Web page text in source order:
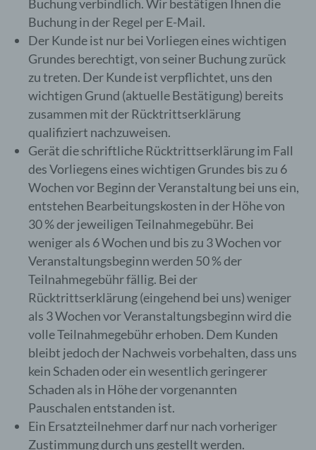
Buchung verbindlich. Wir bestätigen Ihnen die
Buchung in der Regel per E-Mail.
Der Kunde ist nur bei Vorliegen eines wichtigen
Grundes berechtigt, von seiner Buchung zurück
zu treten. Der Kunde ist verpflichtet, uns den
wichtigen Grund (aktuelle Bestätigung) bereits
zusammen mit der Rücktrittserklärung
qualifiziert nachzuweisen.
Gerät die schriftliche Rücktrittserklärung im Fall
des Vorliegens eines wichtigen Grundes bis zu 6
Wochen vor Beginn der Veranstaltung bei uns ein,
entstehen Bearbeitungskosten in der Höhe von
30 % der jeweiligen Teilnahmegebühr. Bei
weniger als 6 Wochen und bis zu 3 Wochen vor
Veranstaltungsbeginn werden 50 % der
Teilnahmegebühr fällig. Bei der
Rücktrittserklärung (eingehend bei uns) weniger
als 3 Wochen vor Veranstaltungsbeginn wird die
volle Teilnahmegebühr erhoben. Dem Kunden
bleibt jedoch der Nachweis vorbehalten, dass uns
kein Schaden oder ein wesentlich geringerer
Schaden als in Höhe der vorgenannten
Pauschalen entstanden ist.
Ein Ersatzteilnehmer darf nur nach vorheriger
Zustimmung durch uns gestellt werden.
zu erhöhen, um letztlich ein optimales
Schutzniveau für die von uns verarbeiteten
personenbezogenen Daten sicherzustellen. Die
anonymen Daten der Server-Logfiles werden
getrennt von allen durch eine betroffene Person
angegebenen personenbezogenen Daten
Registrierung auf unserer Internetseite
Die betroffene Person hat die Möglichkeit,
sich auf der Internetseite des für die
Verarbeitung Verantwortlichen unter Angabe
von personenbezogenen Daten zu
registrieren. Welche personenbezogenen
Daten dabei an den für die Verarbeitung
Verantwortlichen übermittelt werden, ergibt
sich aus der jeweiligen Eingabemaske, die
für die Registrierung verwendet wird. Die von
der betroffenen Person eingegebenen
personenbezogenen Daten werden
ausschließlich für die interne Verwendung
bei dem für die Verarbeitung
Verantwortlichen und für eigene Zwecke
erhoben und gespeichert. Der für die
Verarbeitung Verantwortliche kann die
Weitergabe an einen oder mehrere
Auftragsverarbeiter, beispielsweise einen
Paketdienstleister, veranlassen, der die
personenbezogenen Daten ebenfalls